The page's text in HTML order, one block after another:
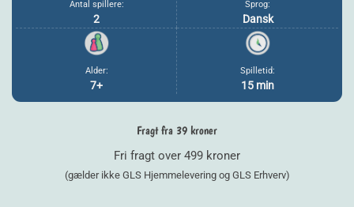
Antal spillere:
2
Sprog:
Dansk
Alder:
7+
Spilletid:
15 min
Fragt fra 39 kroner
Fri fragt over 499 kroner
(gælder ikke GLS Hjemmelevering og GLS Erhverv)